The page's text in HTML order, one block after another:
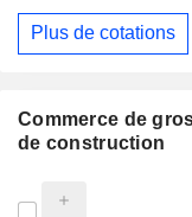
Plus de cotations
Commerce de
de construction